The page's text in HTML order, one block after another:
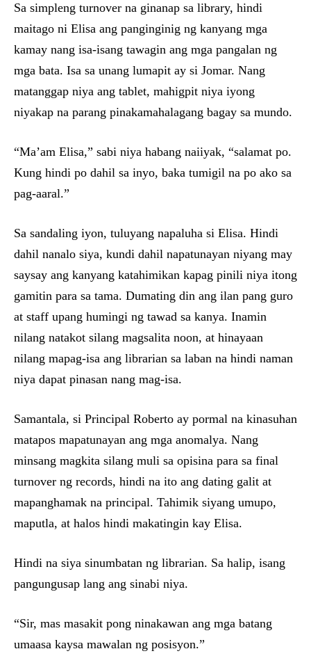
Sa simpleng turnover na ginanap sa library, hindi
maitago ni Elisa ang panginginig ng kanyang mga
kamay nang isa-isang tawagin ang mga pangalan ng
mga bata. Isa sa unang lumapit ay si Jomar. Nang
matanggap niya ang tablet, mahigpit niya iyong
niyakap na parang pinakamahalagang bagay sa mundo.
“Ma’am Elisa,” sabi niya habang naiiyak, “salamat po.
Kung hindi po dahil sa inyo, baka tumigil na po ako sa
pag-aaral.”
Sa sandaling iyon, tuluyang napaluha si Elisa. Hindi
dahil nanalo siya, kundi dahil napatunayan niyang may
saysay ang kanyang katahimikan kapag pinili niya itong
gamitin para sa tama. Dumating din ang ilan pang guro
at staff upang humingi ng tawad sa kanya. Inamin
nilang natakot silang magsalita noon, at hinayaan
nilang mapag-isa ang librarian sa laban na hindi naman
niya dapat pinasan nang mag-isa.
Samantala, si Principal Roberto ay pormal na kinasuhan
matapos mapatunayan ang mga anomalya. Nang
minsang magkita silang muli sa opisina para sa final
turnover ng records, hindi na ito ang dating galit at
mapanghamak na principal. Tahimik siyang umupo,
maputla, at halos hindi makatingin kay Elisa.
Hindi na siya sinumbatan ng librarian. Sa halip, isang
pangungusap lang ang sinabi niya.
“Sir, mas masakit pong ninakawan ang mga batang
umaasa kaysa mawalan ng posisyon.”